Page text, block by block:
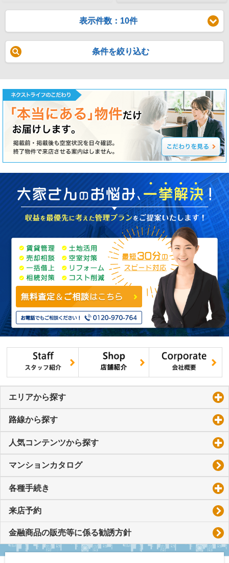
表示件数：10件
条件を絞り込む
エリアから探す
路線から探す
人気コンテンツから探す
マンションカタログ
各種手続き
来店予約
金融商品の販売等に係る勧誘方針